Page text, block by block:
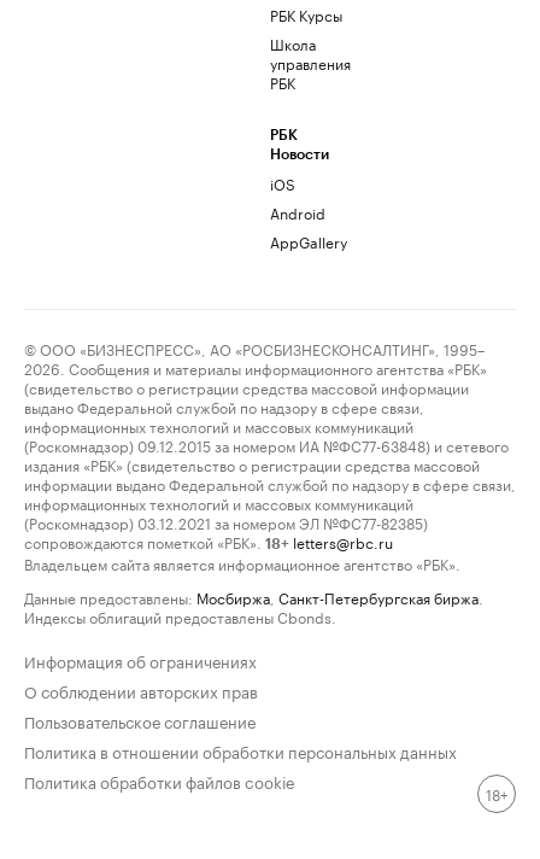
РБК Курсы
Школа
управления
РБК
РБК
Новости
iOS
Android
AppGallery
© ООО «БИЗНЕСПРЕСС», АО «РОСБИЗНЕСКОНСАЛТИНГ», 1995–
2026. Сообщения и материалы информационного агентства «РБК»
(свидетельство о регистрации средства массовой информации
выдано Федеральной службой по надзору в сфере связи,
информационных технологий и массовых коммуникаций
(Роскомнадзор) 09.12.2015 за номером ИА №ФС77-63848) и сетевого
издания «РБК» (свидетельство о регистрации средства массовой
информации выдано Федеральной службой по надзору в сфере связи,
информационных технологий и массовых коммуникаций
(Роскомнадзор) 03.12.2021 за номером ЭЛ №ФС77-82385)
сопровождаются пометкой «РБК».
18+ letters@rbc.ru
Владельцем сайта является информационное агентство «РБК».
Данные предоставлены: Мосбиржа Санкт-Петербургская биржа
Индексы облигаций предоставлены Cbonds.
Информация об ограничениях
О соблюдении авторских прав
Пользовательское соглашение
Политика в отношении обработки персональных данных
Политика обработки файлов cookie
18+